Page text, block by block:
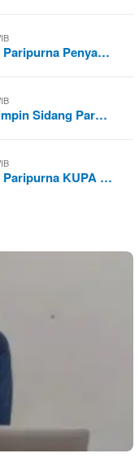
Paripurna Penya…
Sidang Par…
Paripurna KUPA …